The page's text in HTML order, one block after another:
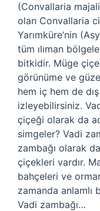
(Convallaria
olan Convallaria
Yarımküre’nin
tüm ılıman
bitkidir. Müge
görünüme ve
hem iç hem de
izleyebilirsiniz.
çiçeği olarak da
simgeler? Vadi
zambağı olarak
çiçekleri vardır.
bahçeleri ve
zamanda anlamlı
Vadi zambağı…